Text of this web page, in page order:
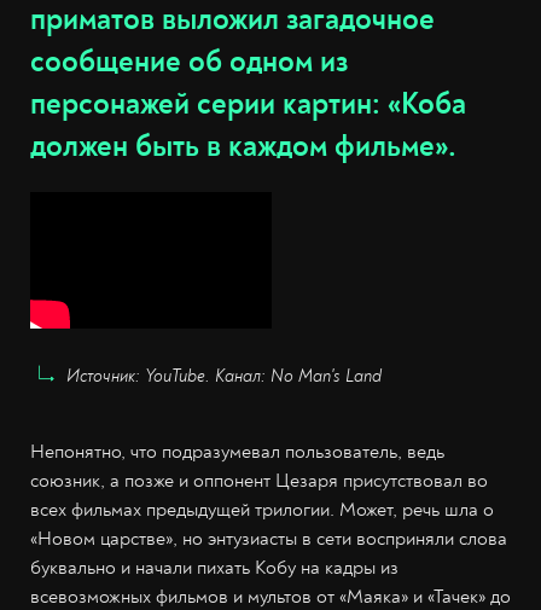
приматов выложил загадочное
сообщение об одном из
персонажей серии картин: «Коба
должен быть в каждом фильме».
Источник: YouTube. Канал: No Man's Land
Непонятно, что подразумевал пользователь, ведь
союзник, а позже и оппонент Цезаря присутствовал во
всех фильмах предыдущей трилогии. Может, речь шла о
«Новом царстве», но энтузиасты в сети восприняли слова
буквально и начали пихать Кобу на кадры из
всевозможных фильмов и мультов от «Маяка» и «Тачек» до